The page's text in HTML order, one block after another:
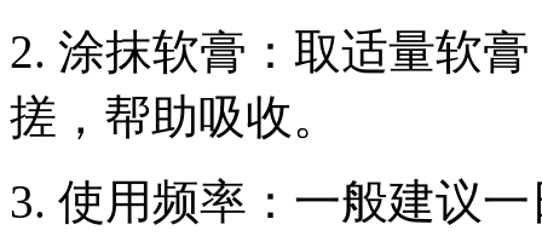
2. 涂抹软膏：取适量软
搓，帮助吸收。
3. 使用频率：一般建议